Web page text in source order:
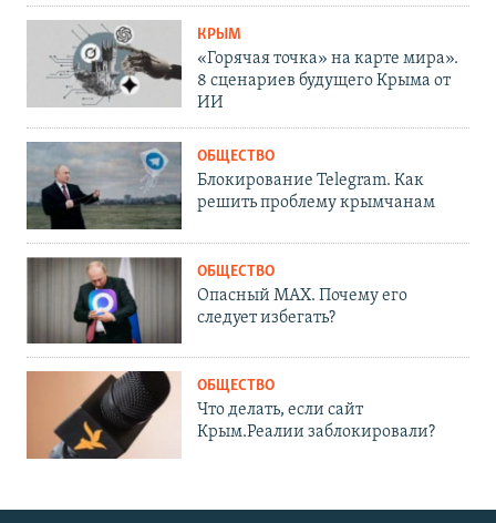
КРЫМ
«Горячая точка» на карте мира».
8 сценариев будущего Крыма от
ИИ
ОБЩЕСТВО
Блокирование Telegram. Как
решить проблему крымчанам
ОБЩЕСТВО
Опасный MAX. Почему его
следует избегать?
ОБЩЕСТВО
Что делать, если сайт
Крым.Реалии заблокировали?